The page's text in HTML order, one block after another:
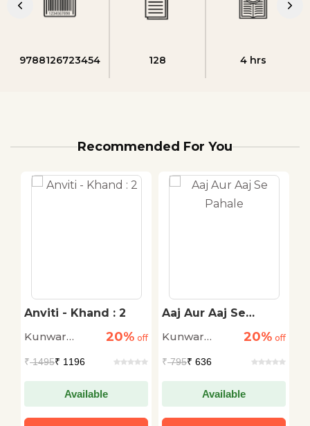
9788126723454 128 4 hrs
Recommended For You
Anviti - Khand : 2
Kunwar
20% off
₹1495₹ 1196
Available
Aaj Aur Aaj Se
Kunwar
20% off
₹795₹ 636
Available